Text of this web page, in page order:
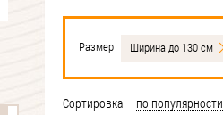
Размер Ширина до 130 см
Сортировка по популярности